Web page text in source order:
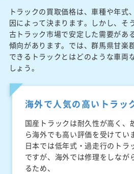
トラックの買取価格は、車種や年式
因によって決まります。しかし、そ
古トラック市場で安定した需要があ
傾向があります。では、群馬県甘楽
できるトラックとはどのような車両
しょう。
海外で人気の高いトラッ
国産トラックは耐久性が高く、
ら海外でも高い評価を受けてい
日本では低年式・過走行のトラ
ですが、海外では修理をしなが
るため、